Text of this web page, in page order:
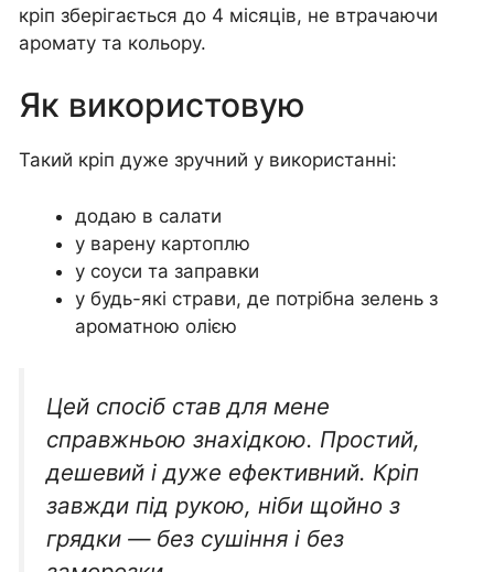
кріп зберігається до 4 місяців, не втрачаючи
аромату та кольору.
Як використовую
Такий кріп дуже зручний у використанні:
додаю в салати
у варену картоплю
у соуси та заправки
у будь-які страви, де потрібна зелень з
ароматною олією
Цей спосіб став для мене
справжньою знахідкою. Простий,
дешевий і дуже ефективний. Кріп
завжди під рукою, ніби щойно з
грядки — без сушіння і без